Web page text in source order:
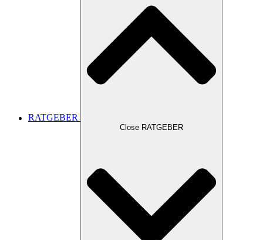
RATGEBER
Close RATGEBER